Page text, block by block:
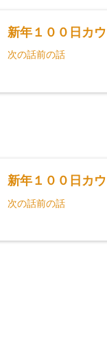
新年１００日カ
次の話前の話
新年１００日カ
次の話前の話